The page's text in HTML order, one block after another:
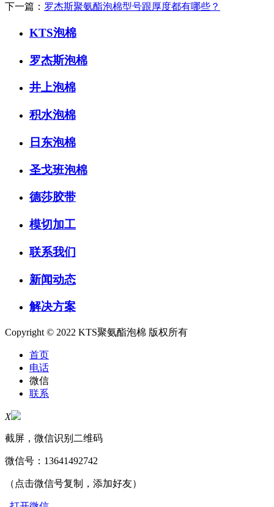
下一篇： 罗杰斯聚氨酯泡棉型号跟厚度都有哪些？
KTS泡棉
罗杰斯泡棉
井上泡棉
积水泡棉
日东泡棉
圣戈班泡棉
德莎胶带
模切加工
联系我们
新闻动态
解决方案
Copyright © 2022 KTS聚氨酯泡棉 版权所有
首页
电话
微信
联系
X
截屏，微信识别二维码
微信号： 13641492742
（点击微信号复制，添加好友）